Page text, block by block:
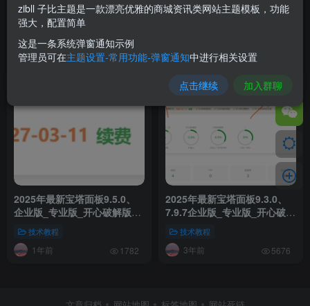
2026年最新Linux宝塔面板
v11.4.0、企业版_专业版_开
心破解版、全新功能、免费
CDN，免费一键安装/升级脚本
技术教程 网络基地
8个月前
2025年最新Linux宝塔面板
一键安装/升级脚本
12个月前
2025年最新宝塔面板9.5.0、
企业版_专业版_开心破解版、
技术教程
1年前 1782
2025年最新宝塔面板9.3.0、
7.9.7企业版_专业版_开心破解
技术教程
3年前 5676
zibll 子比主题是一款漂亮优雅的商城资讯类网站主题模板，功能
强大，配置简单
这是一条系统弹窗通知示例
管理员可在主题设置-常用功能-弹窗通知中进行相关设置
点击继续 加入群聊